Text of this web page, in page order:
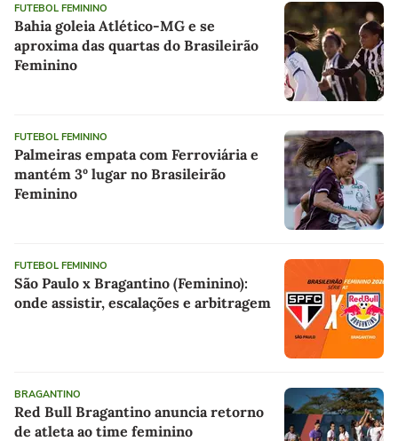
FUTEBOL FEMININO
Bahia goleia Atlético-MG e se
aproxima das quartas do Brasileirão
Feminino
FUTEBOL FEMININO
Palmeiras empata com Ferroviária e
mantém 3º lugar no Brasileirão
Feminino
FUTEBOL FEMININO
São Paulo x Bragantino (Feminino):
onde assistir, escalações e arbitragem
BRAGANTINO
Red Bull Bragantino anuncia retorno
de atleta ao time feminino